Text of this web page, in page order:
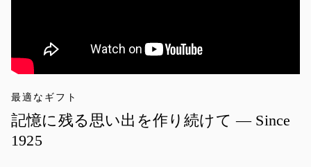
最適なギフト
記憶に残る思い出を作り続けて — Since
1925